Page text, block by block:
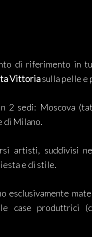
di riferimento in
Vittoriasulla pelle e
2 sedi: Moscova
di Milano.
artisti, suddivisi
e di stile.
esclusivamente
case produttrici